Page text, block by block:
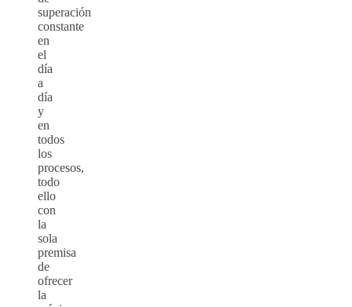
superación
constante
en
el
día
a
día
y
en
todos
los
procesos,
todo
ello
con
la
sola
premisa
de
ofrecer
la